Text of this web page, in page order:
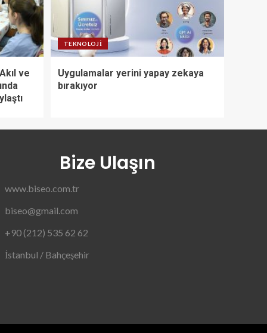
ve
TEKNOLOJI
Uygulamalar yerini yapay zekaya
bırakıyor
Bize Ulaşın
www.biseo.com.tr
biseo@gmail.com
+90 (212) 535 62 62
İstanbul / Bahçeşehir